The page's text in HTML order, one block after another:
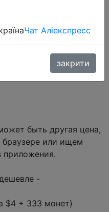
быть другая цена,
браузере или ищем
приложения.
-
$4 + 333 монет)
Чат Аліекспресс
закрити